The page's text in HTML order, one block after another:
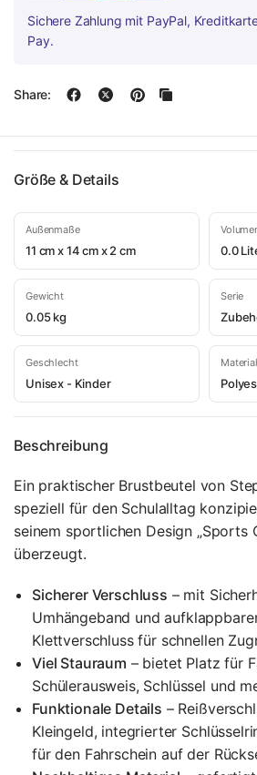
Sichere Zahlung mit PayPal,
Pay.
Share:
Größe & Details
Außenmaße
11 cm x 14 cm x 2 cm 0.0
Gewicht
0.05 kg
Serie
Geschlecht
Unisex - Kinder
Material
Beschreibung
Ein praktischer Brustbeutel von
speziell für den Schulalltag
seinem sportlichen Design „Sports
überzeugt.
Sicherer Verschluss – mit
Umhängeband und
Klettverschluss für schnellen
Viel Stauraum – bietet Platz für
Schülerausweis, Schlüssel und
Funktionale Details –
Kleingeld, integrierter
für den Fahrschein auf der